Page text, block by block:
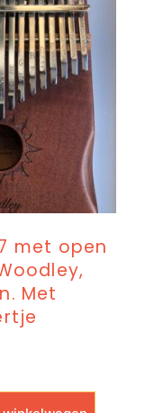
met open
Met